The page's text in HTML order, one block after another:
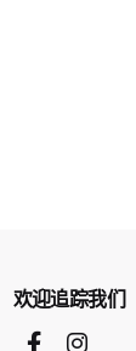
欢迎追踪我们